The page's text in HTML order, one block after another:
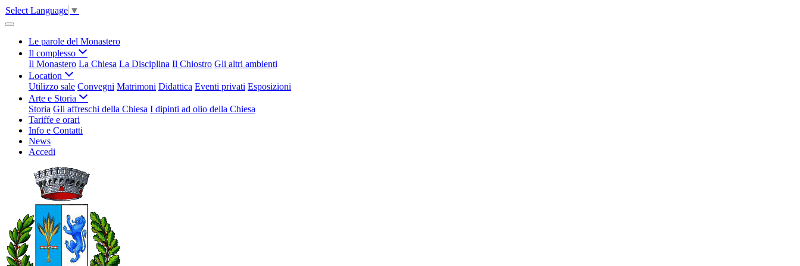
Select Language ▼
Le parole del Monastero
Il complesso
Il Monastero La Chiesa La Disciplina Il Chiostro Gli altri ambienti
Location
Utilizzo sale Convegni Matrimoni Didattica Eventi privati Esposizioni
Arte e Storia
Storia Gli affreschi della Chiesa I dipinti ad olio della Chiesa
Tariffe e orari
Info e Contatti
News
Accedi